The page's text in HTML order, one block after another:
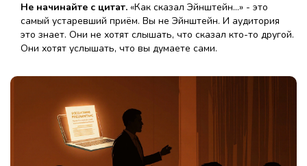
Не начинайте с цитат. «Как сказал Эйнштейн...» - это
самый устаревший приём. Вы не Эйнштейн. И аудитория
это знает. Они не хотят слышать, что сказал кто-то другой.
Они хотят услышать, что вы думаете сами.